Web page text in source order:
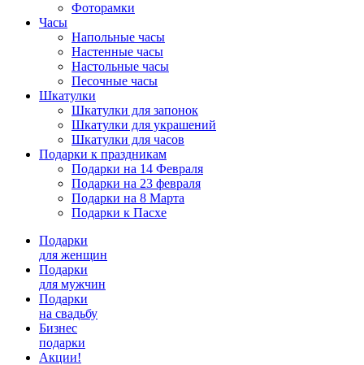
Фоторамки
Часы
Напольные часы
Настенные часы
Настольные часы
Песочные часы
Шкатулки
Шкатулки для запонок
Шкатулки для украшений
Шкатулки для часов
Подарки к праздникам
Подарки на 14 Февраля
Подарки на 23 февраля
Подарки на 8 Марта
Подарки к Пасхе
Подарки
для женщин
Подарки
для мужчин
Подарки
на свадьбу
Бизнес
подарки
Акции!